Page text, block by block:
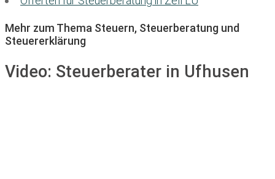
Mehr zum Thema Steuern, Steuerberatung und
Steuererklärung
Video: Steuerberater in Ufhusen